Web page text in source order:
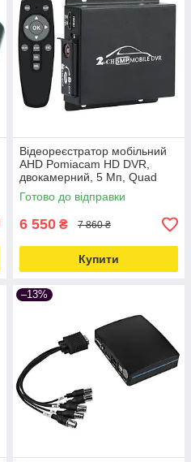
Відеореєстратор мобільний
AHD Pomiacam HD DVR,
двокамерний, 5 Мп, Quad
HD, для таксі, SD Love&Life -
online-multimarket-
Готово до відправки
6 550 ₴ 7 860 ₴
Купити
–13%